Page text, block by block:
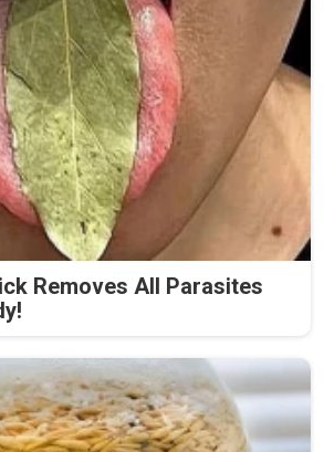
Removes All Parasites